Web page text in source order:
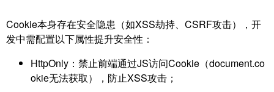
Cookie本身存在安全隐患（如XSS劫持、CSRF攻击），开
发中需配置以下属性提升安全性：
HttpOnly：禁止前端通过JS访问Cookie（document.co
okie无法获取），防止XSS攻击；